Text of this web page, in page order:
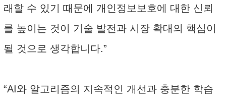
래할 수 있기 때문에 개인정보보호에 대한 신뢰
를 높이는 것이 기술 발전과 시장 확대의 핵심이
될 것으로 생각합니다.”
“AI와 알고리즘의 지속적인 개선과 충분한 학습